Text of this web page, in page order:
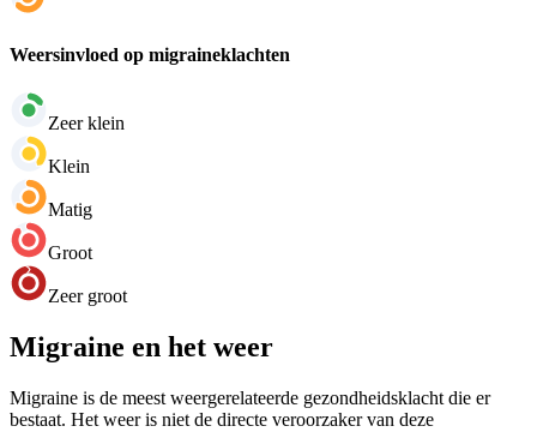
Weersinvloed op migraineklachten
Zeer klein
Klein
Matig
Groot
Zeer groot
Migraine en het weer
Migraine is de meest weergerelateerde gezondheidsklacht die er
bestaat. Het weer is niet de directe veroorzaker van deze